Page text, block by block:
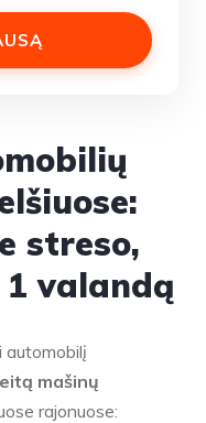
streso,
valandą
automobilį
mašinų
rajonuose: